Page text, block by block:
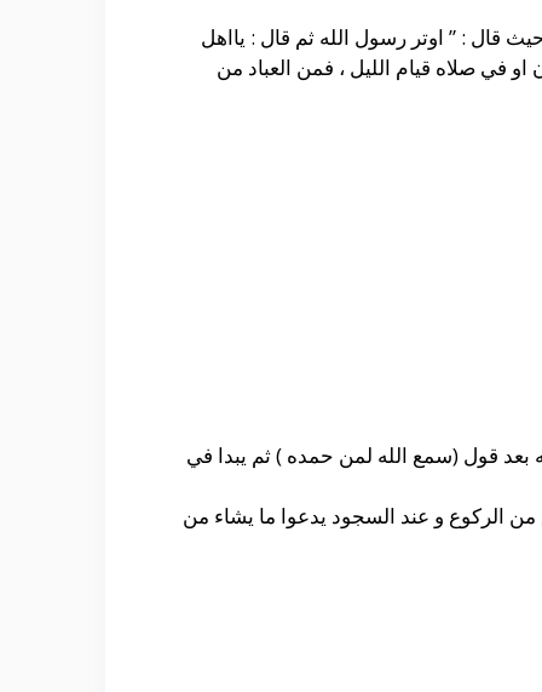
قال : ” اوتر رسول الله ثم قال : يااهل
في صلاه قيام الليل ، فمن العباد من
بعد قول (سمع الله لمن حمده ) ثم يبدا في
الركوع و عند السجود يدعوا ما يشاء من